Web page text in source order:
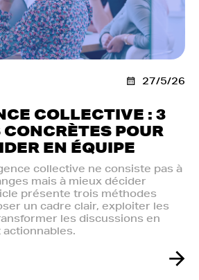
27/5/26
COLLECTIVE : 3
POUR
EN ÉQUIPE
collective ne consiste pas à
mais à mieux décider
présente trois méthodes
un cadre clair, exploiter les
les discussions en